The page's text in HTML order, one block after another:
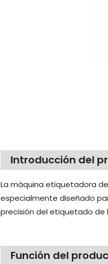
Introducción del
La máquina etiquetadora
especialmente diseñado
precisión del etiquetado de
Función del